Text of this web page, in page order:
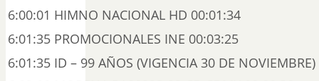
6:00:01 HIMNO NACIONAL HD 00:01:34
6:01:35 PROMOCIONALES INE 00:03:25
6:01:35 ID – 99 AÑOS (VIGENCIA 30 DE